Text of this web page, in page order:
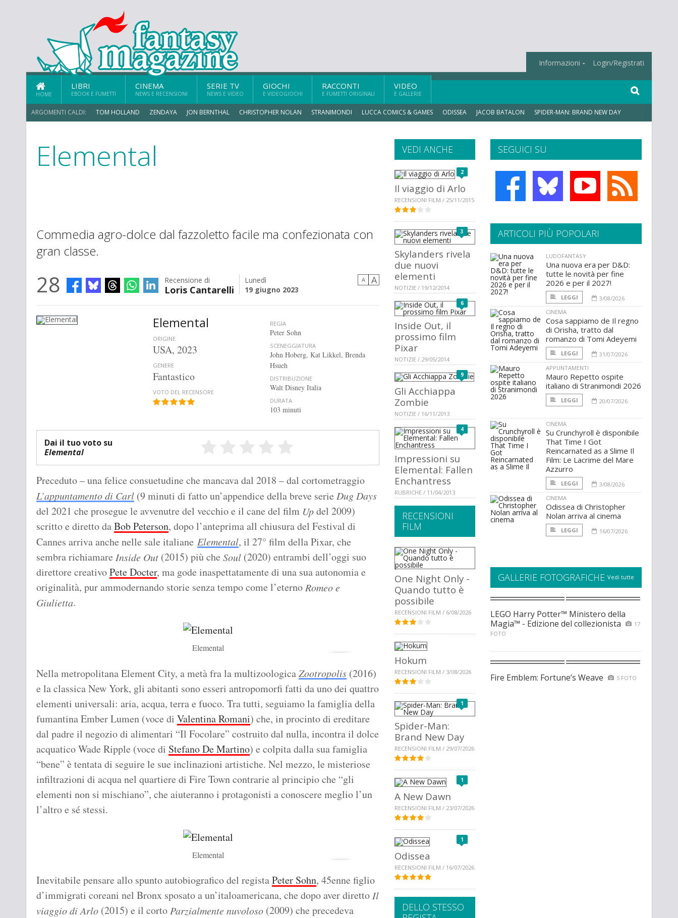
Informazioni Login/Registrati
HOME
LIBRI
EBOOK E FUMETTI
CINEMA
NEWS E RECENSIONI
SERIE TV
NEWS E VIDEO
GIOCHI
E VIDEOGIOCHI
RACCONTI
E FUMETTI ORIGINALI
VIDEO
E GALLERIE
ARGOMENTI CALDI: TOM HOLLAND ZENDAYA JON BERNTHAL CHRISTOPHER NOLAN STRANIMONDI LUCCA COMICS & GAMES ODISSEA JACOB BATALON SPIDER-MAN: BRAND NEW DAY
MICHAEL MANDO
Elemental
Commedia agro-dolce dal fazzoletto facile ma confezionata con
gran classe.
28 Recensione di
Loris Cantarelli
Lunedì
19 giugno 2023
A A
Elemental
ORIGINE
USA, 2023
GENERE
Fantastico
VOTO DEL RECENSORE
REGIA
Peter Sohn
SCENEGGIATURA
John Hoberg, Kat Likkel, Brenda
Hsueh
DISTRIBUZIONE
Walt Disney Italia
DURATA
103 minuti
Dai il tuo voto su
Elemental
Preceduto – una felice consuetudine che mancava dal 2018 – dal cortometraggio
L’appuntamento di Carl (9 minuti di fatto un’appendice della breve serie Dug Days
del 2021 che prosegue le avvenutre del vecchio e il cane del film Updel 2009)
scritto e diretto daBob Peterson, dopo l’anteprima all chiusura del Festival di
Cannes arriva anche nelle sale italiane Elemental, il 27° film della Pixar, che
sembra richiamare Inside Out (2015) più che Soul (2020) entrambi dell’oggi suo
direttore creativoPete Docter, ma gode inaspettatamente di una sua autonomia e
originalità, pur ammodernando storie senza tempo come l’eternoRomeo e
Giulietta.
Elemental
Nella metropolitana Element City, a metà fra la multizoologicaZootropolis (2016)
e la classica New York, gli abitanti sono esseri antropomorfi fatti da uno dei quattro
elementi universali: aria, acqua, terra e fuoco. Tra tutti, seguiamo la famiglia della
fumantina Ember Lumen (voce di Valentina Romani) che, in procinto di ereditare
dal padre il negozio di alimentari “Il Focolare” costruito dal nulla, incontra il dolce
acquatico Wade Ripple (voce di Stefano De Martino) e colpita dalla sua famiglia
“bene” è tentata di seguire le sue inclinazioni artistiche. Nel mezzo, le misteriose
infiltrazioni di acqua nel quartiere di Fire Town contrarie al principio che “gli
elementi non si mischiano”, che aiuteranno i protagonisti a conoscere meglio l’un
l’altro e sé stessi.
Elemental
Inevitabile pensare allo spunto autobiografico del registaPeter Sohn, 45enne figlio
d’immigrati coreani nel Bronx sposato a un’italoamericana, che dopo aver direttoIl
viaggio di Arlo (2015) e il cortoParzialmente nuvoloso (2009) che precedeva
SEGUICI SU
VEDI ANCHE
2
Il viaggio di Arlo
RECENSIONI FILM / 25/11/2015
3
Skylanders rivela
due nuovi
elementi
NOTIZIE / 19/12/2014
6
Inside Out, il
prossimo film
Pixar
NOTIZIE / 29/05/2014
9
Gli Acchiappa
Zombie
NOTIZIE / 16/11/2013
4
Impressioni su
Elemental: Fallen
Enchantress
RUBRICHE / 11/04/2013
RECENSIONI
FILM
One Night Only -
Quando tutto è
possibile
RECENSIONI FILM / 6/08/2026
Hokum
RECENSIONI FILM / 3/08/2026
1
Spider-Man:
Brand New Day
RECENSIONI FILM / 29/07/2026
1
A New Dawn
RECENSIONI FILM / 23/07/2026
1
Odissea
RECENSIONI FILM / 16/07/2026
DELLO STESSO
ARTICOLI PIÙ POPOLARI
LUDOFANTASY
Una nuova era per D&D:
tutte le novità per fine
2026 e per il 2027!
LEGGI
3/08/2026
CINEMA
Cosa sappiamo de Il regno
di Orisha, tratto dal
romanzo di Tomi Adeyemi
LEGGI
31/07/2026
APPUNTAMENTI
Mauro Repetto ospite
italiano di Stranimondi 2026
LEGGI 20/07/2026
CINEMA
Su Crunchyroll è disponibile
That Time I Got
Reincarnated as a Slime Il
Film: Le Lacrime del Mare
Azzurro
LEGGI
3/08/2026
CINEMA
Odissea di Christopher
Nolan arriva al cinema
LEGGI 16/07/2026
GALLERIE FOTOGRAFICHE Vedi tutte
LEGO Harry Potter™ Ministero della
Magia™ - Edizione del collezionista
17
FOTO
Fire Emblem: Fortune’s Weave 5 FOTO